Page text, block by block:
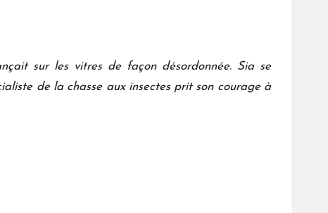
sur les vitres de façon désordonnée. Sia se
de la chasse aux insectes prit son courage à